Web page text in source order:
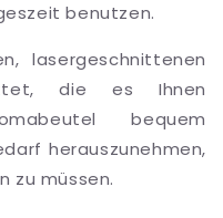
benutzen.
lasergeschnittenen
die es Ihnen
bequem
herauszunehmen,
zu müssen.